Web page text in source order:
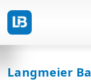
Langmeier